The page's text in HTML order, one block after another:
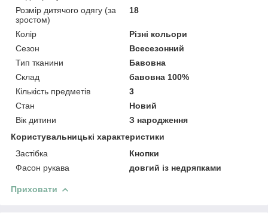
Розмір дитячого одягу (за
зростом)
18
Колір
Різні кольори
Сезон
Всесезонний
Тип тканини
Бавовна
Склад
бавовна 100%
Кількість предметів
3
Стан
Новий
Вік дитини
З народження
Користувальницькі характеристики
Застібка
Кнопки
Фасон рукава
довгий із недряпками
Приховати